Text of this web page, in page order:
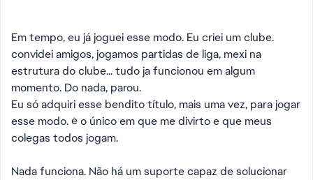
Em tempo, eu já joguei esse modo. Eu criei um clube.
convidei amigos, jogamos partidas de liga, mexi na
estrutura do clube... tudo ja funcionou em algum
momento. Do nada, parou.
Eu só adquiri esse bendito título, mais uma vez, para jogar
esse modo. é o único em que me divirto e que meus
colegas todos jogam.
Nada funciona. Não há um suporte capaz de solucionar